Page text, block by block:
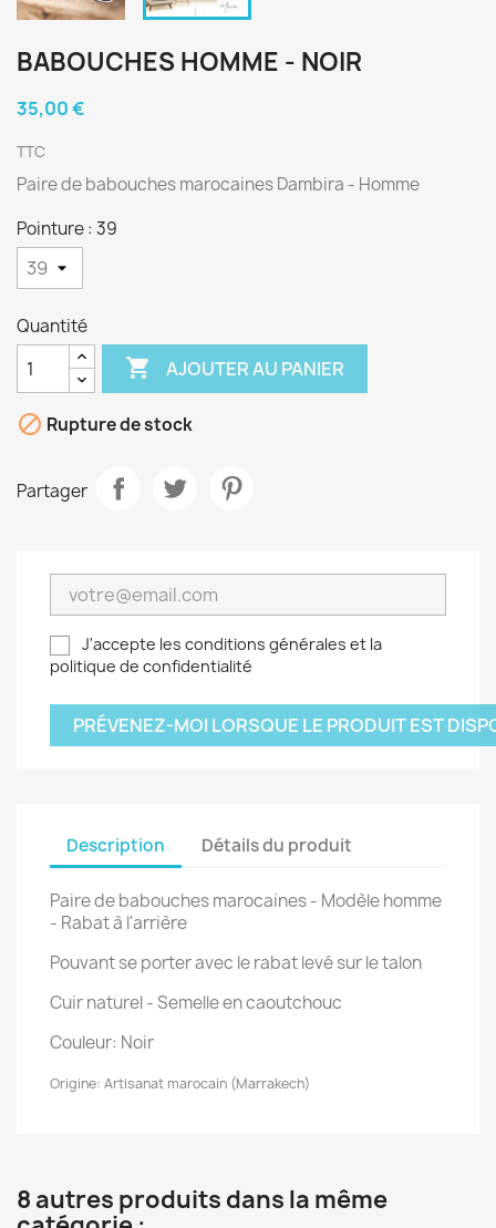
BABOUCHES HOMME - NOIR
35,00 €
TTC
Paire de babouches marocaines Dambira - Homme
Pointure : 39
Quantité
 AJOUTER AU PANIER
 Rupture de stock
Partager
J'accepte les conditions générales et la
politique de confidentialité
PRÉVENEZ-MOI LORSQUE LE PRODUIT EST
Description Détails du produit
Paire de babouches marocaines - Modèle homme
- Rabat à l'arrière
Pouvant se porter avec le rabat levé sur le talon
Cuir naturel - Semelle en caoutchouc
Couleur: Noir
Origine: Artisanat marocain (Marrakech)
8 autres produits dans la même